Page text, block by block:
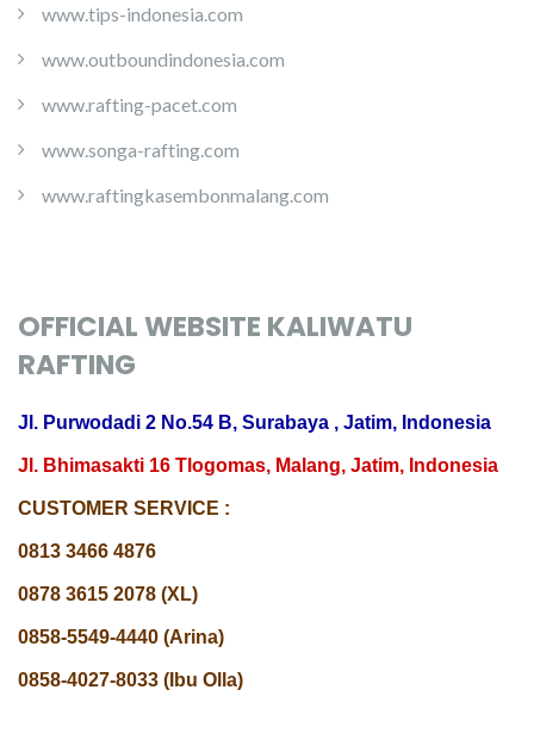
www.tips-indonesia.com
www.outboundindonesia.com
www.rafting-pacet.com
www.songa-rafting.com
www.raftingkasembonmalang.com
OFFICIAL WEBSITE KALIWATU
RAFTING
Jl. Purwodadi 2 No.54 B, Surabaya , Jatim, Indonesia
Jl. Bhimasakti 16 Tlogomas, Malang, Jatim, Indonesia
CUSTOMER SERVICE :
0813 3466 4876
0878 3615 2078 (XL)
0858-5549-4440 (Arina)
0858-4027-8033 (Ibu Olla)